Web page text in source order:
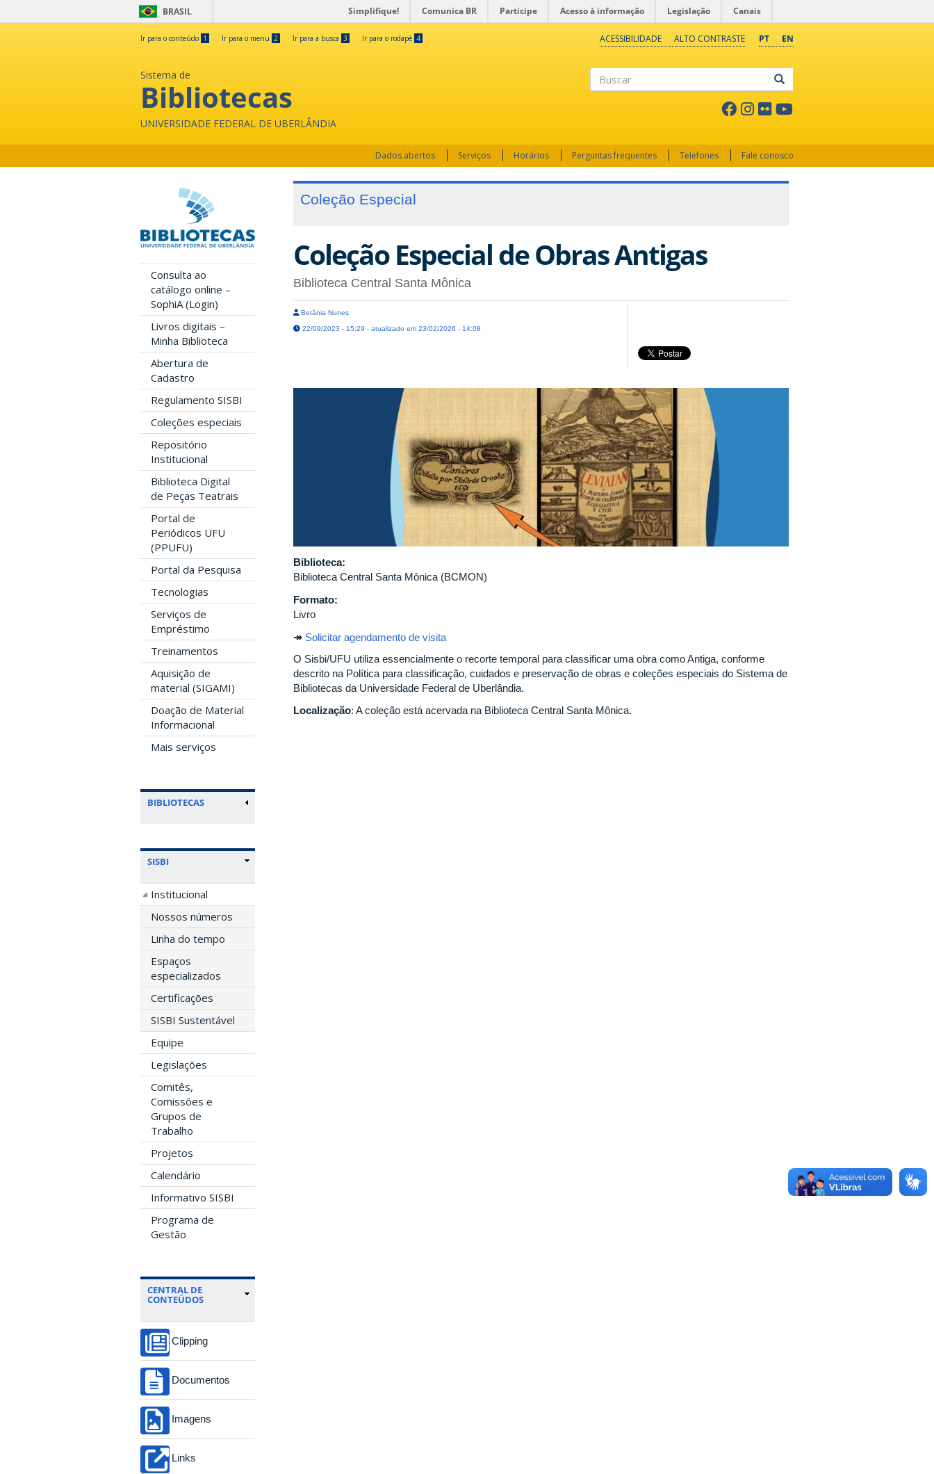
BRASIL Simplifique! Comunica BR Participe Acesso à informação Legislação Canais
Ir para o conteúdo 1 Ir para o menu 2 Ir para a busca 3 Ir para o rodapé 4 PT EN
ACESSIBILIDADE ALTO CONTRASTE
Sistema de
Bibliotecas
UNIVERSIDADE FEDERAL DE UBERLÂNDIA
Dados abertos Serviços Horários Perguntas frequentes Telefones Fale conosco
Consulta ao
catálogo online –
SophiA (Login)
Livros digitais –
Minha Biblioteca
Abertura de
Cadastro
Regulamento SISBI
Coleções especiais
Repositório
Institucional
Biblioteca Digital
de Peças Teatrais
Portal de
Periódicos UFU
(PPUFU)
Portal da Pesquisa
Tecnologias
Serviços de
Empréstimo
Treinamentos
Aquisição de
material (SIGAMI)
Doação de Material
Informacional
Mais serviços
BIBLIOTECAS
SISBI
Institucional
Nossos números
Linha do tempo
Espaços
especializados
Certificações
SISBI Sustentável
Equipe
Legislações
Comitês,
Comissões e
Grupos de
Trabalho
Projetos
Calendário
Informativo SISBI
Programa de
Gestão
CENTRAL DE
CONTEÚDOS
Clipping
Documentos
Imagens
Links
Coleção Especial
Coleção Especial de Obras Antigas
Biblioteca Central Santa Mônica
Betânia Nunes
22/09/2023 - 15:29 - atualizado em 23/02/2026 - 14:08
Biblioteca:
Biblioteca Central Santa Mônica (BCMON)
Formato:
Livro
↠ Solicitar agendamento de visita
O Sisbi/UFU utiliza essencialmente o recorte temporal para classificar uma obra como Antiga, conforme
descrito na Política para classificação, cuidados e preservação de obras e coleções especiais do Sistema de
Bibliotecas da Universidade Federal de Uberlândia.
Localização: A coleção está acervada na Biblioteca Central Santa Mônica.